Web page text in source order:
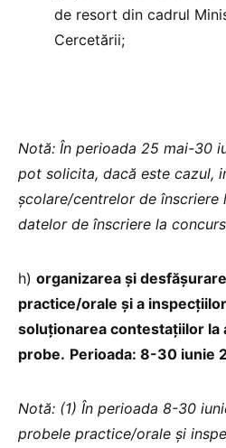
de resort din cadrul
Cercetării;
Notă: În perioada 25 mai-30
pot solicita, dacă este cazul,
şcolare/centrelor de înscriere
datelor de înscriere la
h) organizarea și
practice/orale și a
soluţionarea contestaţiilor la
probe. Perioada: 8-30 iunie
Notă: (1) În perioada 8-30
probele practice/orale şi